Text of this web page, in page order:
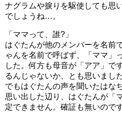
そしてポップコーンの機械が暴走
（笑
いずれにしてもいい雰囲気です
ナグラムや捩りを駆使しても
でしょうね…。
「ママって、誰?」
はぐたんが他のメンバーを名前
ゃんを名前で呼ばず、「ママ」
した。何方も母音が「アア」で
るんじゃないか、とも思いまし
でもはぐたんの声を聞いたはな
思い出した辺り、はぐたんが「
定できません。確証も無いのです